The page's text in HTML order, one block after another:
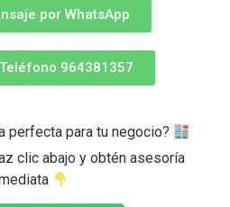
por WhatsApp
964381357
perfecta para tu negocio?
clic abajo y obtén asesoría